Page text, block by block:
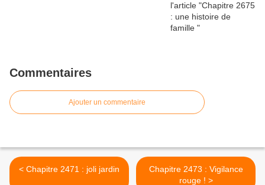
Commentaires
Ajouter un commentaire
< Chapitre 2471 : joli jardin
Chapitre 2473 : Vigilance
rouge ! >